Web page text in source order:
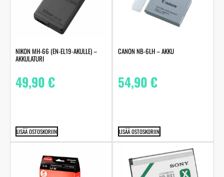
NIKON MH-66 (EN-EL19-AKULLE) –
AKKULATURI
49,90€
LISÄÄ OSTOSKORIIN
CANON NB-6LH – AKKU
54,90€
LISÄÄ OSTOSKORIIN